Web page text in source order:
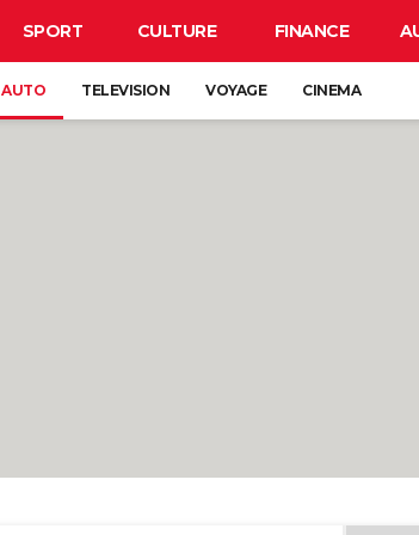
SPORT CULTURE FINANCE
AUTO TELEVISION VOYAGE CINEMA